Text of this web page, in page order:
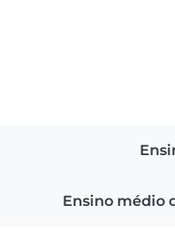
Ensino médio